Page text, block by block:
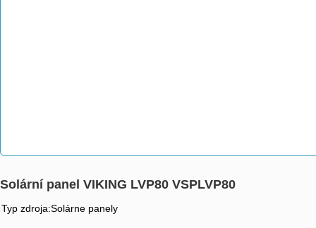
Solární panel VIKING LVP80 VSPLVP80
Typ zdroja:Solárne panely